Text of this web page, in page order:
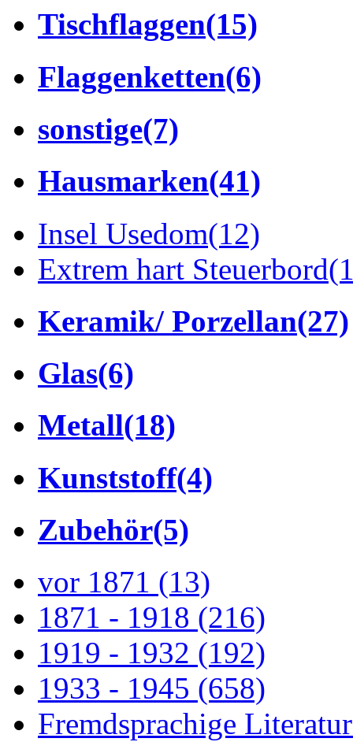
Tischflaggen(15)
Flaggenketten(6)
sonstige(7)
Hausmarken(41)
Insel Usedom(12)
Extrem hart Steuerbord
Keramik/ Porzellan(27)
Glas(6)
Metall(18)
Kunststoff(4)
Zubehör(5)
vor 1871 (13)
1871 - 1918 (216)
1919 - 1932 (192)
1933 - 1945 (658)
Fremdsprachige